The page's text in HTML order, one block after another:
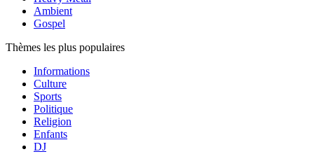
Ambient
Gospel
Thèmes les plus populaires
Informations
Culture
Sports
Politique
Religion
Enfants
DJ